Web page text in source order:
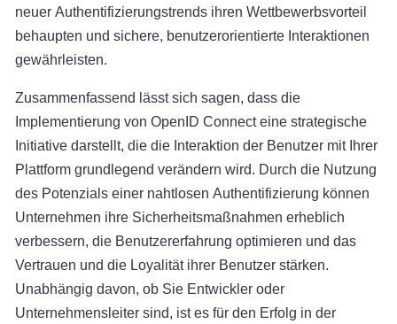
neuer Authentifizierungstrends ihren Wettbewerbsvorteil
behaupten und sichere, benutzerorientierte Interaktionen
gewährleisten.
Zusammenfassend lässt sich sagen, dass die
Implementierung von OpenID Connect eine strategische
Initiative darstellt, die die Interaktion der Benutzer mit Ihrer
Plattform grundlegend verändern wird. Durch die Nutzung
des Potenzials einer nahtlosen Authentifizierung können
Unternehmen ihre Sicherheitsmaßnahmen erheblich
verbessern, die Benutzererfahrung optimieren und das
Vertrauen und die Loyalität ihrer Benutzer stärken.
Unabhängig davon, ob Sie Entwickler oder
Unternehmensleiter sind, ist es für den Erfolg in der